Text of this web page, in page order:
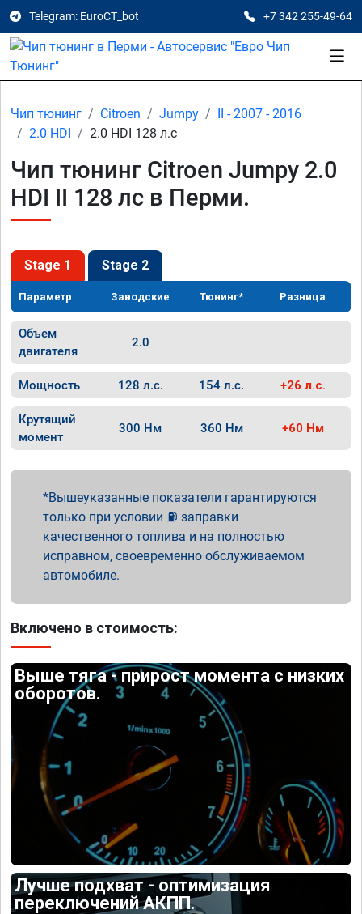
Telegram: EuroCT_bot +7 342 255-49-64
Чип тюнинг Citroen Jumpy
II - 2007 - 2016
2.0 HDI
2.0 HDI 128 л.с
Чип тюнинг Citroen Jumpy 2.0
HDI II 128 лс в Перми.
Stage 1 Stage 2
Параметр Заводские Тюнинг* Разница
Объем
двигателя
2.0
Мощность 128 л.с. 154 л.с. +26 л.с.
Крутящий
момент
300 Нм 360 Нм +60 Нм
Вышеуказанные показатели гарантируются
только при условии ⛽ заправки
качественного топлива и на полностью
исправном, своевременно обслуживаемом
автомобиле.
Включено в стоимость:
Выше тяга - прирост момента с низких
оборотов.
Лучше подхват - оптимизация
переключений АКПП.